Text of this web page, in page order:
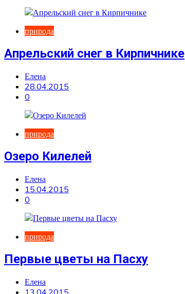
природа
Апрельский снег в Кирпичнике
Елена
28.04.2015
0
природа
Озеро Килелей
Елена
15.04.2015
0
природа
Первые цветы на Пасху
Елена
13.04.2015